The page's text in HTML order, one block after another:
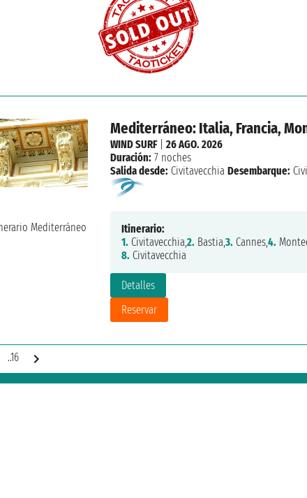
Mediterráneo: Italia, Francia,
Detalles
Reservar
WIND SURF| 26 AGO. 2026
Duración: 7 noches
Salida desde: Civitavecchia Desembarque:
Itinerario:
1. Civitavecchia,2. Bastia,3. Cannes,4.
8. Civitavecchia
..16